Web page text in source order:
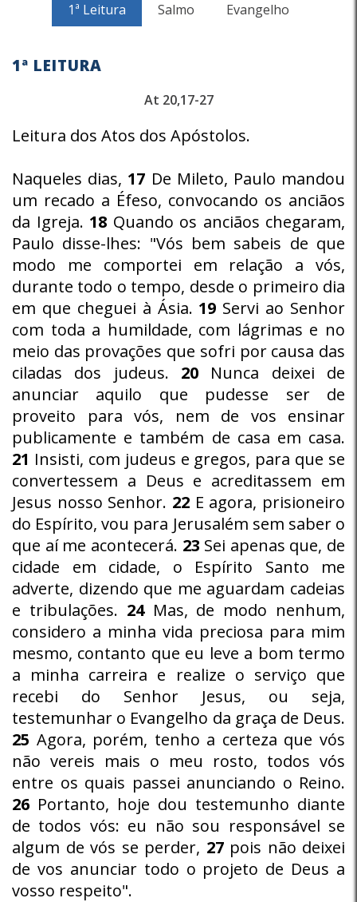
1ª Leitura Salmo Evangelho
1ª LEITURA
At 20,17-27
Leitura dos Atos dos Apóstolos.
Naqueles dias, 17 De Mileto, Paulo mandou
um recado a Éfeso, convocando os anciãos
da Igreja. 18 Quando os anciãos chegaram,
Paulo disse-lhes: "Vós bem sabeis de que
modo me comportei em relação a vós,
durante todo o tempo, desde o primeiro dia
em que cheguei à Ásia. 19 Servi ao Senhor
com toda a humildade, com lágrimas e no
meio das provações que sofri por causa das
ciladas dos judeus. 20 Nunca deixei de
anunciar aquilo que pudesse ser de
proveito para vós, nem de vos ensinar
publicamente e também de casa em casa.
21 Insisti, com judeus e gregos, para que se
convertessem a Deus e acreditassem em
Jesus nosso Senhor. 22 E agora, prisioneiro
do Espírito, vou para Jerusalém sem saber o
que aí me acontecerá. 23 Sei apenas que, de
cidade em cidade, o Espírito Santo me
adverte, dizendo que me aguardam cadeias
e tribulações. 24Mas, de modo nenhum,
considero a minha vida preciosa para mim
mesmo, contanto que eu leve a bom termo
a minha carreira e realize o serviço que
recebi do Senhor Jesus, ou seja,
testemunhar o Evangelho da graça de Deus.
25 Agora, porém, tenho a certeza que vós
não vereis mais o meu rosto, todos vós
entre os quais passei anunciando o Reino.
26 Portanto, hoje dou testemunho diante
de todos vós: eu não sou responsável se
algum de vós se perder, 27pois não deixei
de vos anunciar todo o projeto de Deus a
vosso respeito".